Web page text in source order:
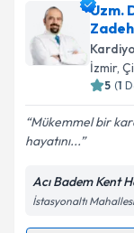
Uzm.
Zadeh
İzmir,
5 (1
Mükemmel bir
hayatını...
Acı Badem Kent
İstasyonaltı